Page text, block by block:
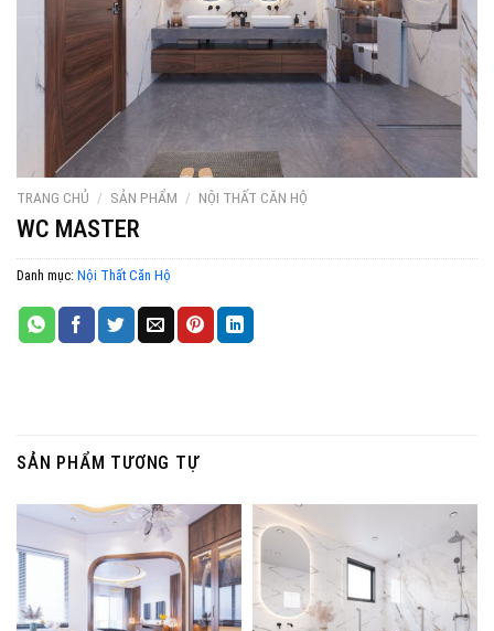
TRANG CHỦ / SẢN PHẨM / NỘI THẤT CĂN HỘ
WC MASTER
Danh mục: Nội Thất Căn Hộ
SẢN PHẨM TƯƠNG TỰ